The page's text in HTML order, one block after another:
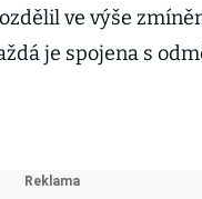
ve výše
je spojena s